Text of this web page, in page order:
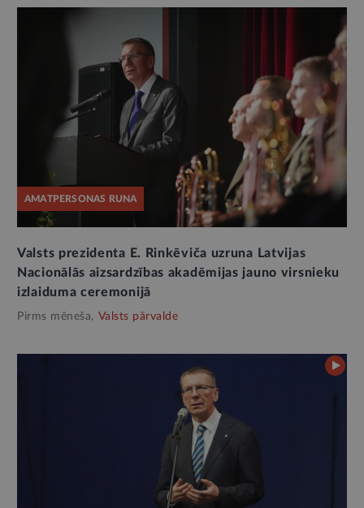
AMATPERSONAS RUNA
Valsts prezidenta E. Rinkēviča uzruna Latvijas
Nacionālās aizsardzības akadēmijas jauno virsnieku
izlaiduma ceremonijā
Pirms mēneša, Valsts pārvalde